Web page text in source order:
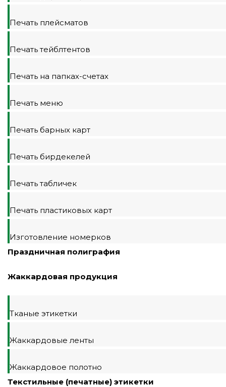
Печать плейсматов
Печать тейблтентов
Печать на папках-счетах
Печать меню
Печать барных карт
Печать бирдекелей
Печать табличек
Печать пластиковых карт
Изготовление номерков
Праздничная полиграфия
Жаккардовая продукция
Тканые этикетки
Жаккардовые ленты
Жаккардовое полотно
Текстильные (печатные) этикетки